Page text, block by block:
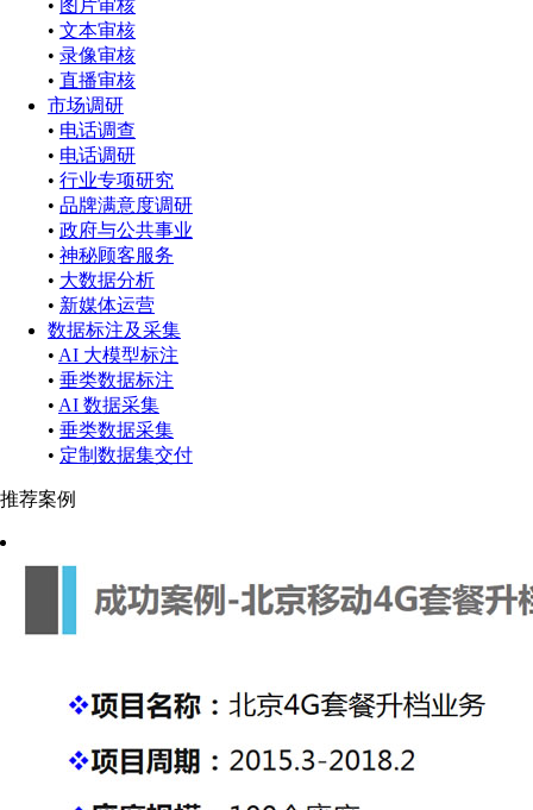
• 图片审核
• 文本审核
• 录像审核
• 直播审核
市场调研
• 电话调查
• 电话调研
• 行业专项研究
• 品牌满意度调研
• 政府与公共事业
• 神秘顾客服务
• 大数据分析
• 新媒体运营
数据标注及采集
• AI 大模型标注
• 垂类数据标注
• AI 数据采集
• 垂类数据采集
• 定制数据集交付
推荐案例